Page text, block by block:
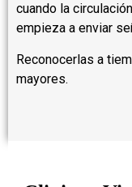
cuando la
empieza a enviar
Reconocerlas a
mayores.